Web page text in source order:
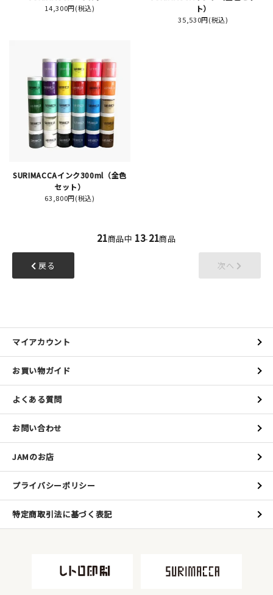
新規会員登録
ログイン
カートを見る
お問い合わせ
14,300円(税込)
ト）
35,530円(税込)
SURIMACCAインク300ml（全色
セット）
63,800円(税込)
21商品中 13-21商品
戻る 次へ
マイアカウント
お買い物ガイド
よくある質問
お問い合わせ
JAMのお店
プライバシーポリシー
特定商取引法に基づく表記